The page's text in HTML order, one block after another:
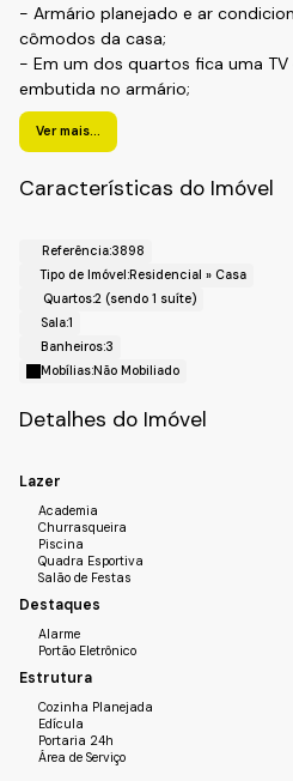
- Armário planejado e ar
cômodos da casa;
- Em um dos quartos fica uma
embutida no armário;
- Cozinha equipada com forno
- Na sala de TV possui TV de 55
- Mesa com 4 cadeiras e
!! Condomínio !!
- Piscina infantil e adulto;
- Brinquedoteca;
- Salão de festas;
- Salão de jogos;
- Quadras de futebol;
- Feira livre 1x na semana;
- Food Truck todas as sextas-
!! Localização !!
Bairro: Jardim Shangai;
Realize o Seu Cadastro e Solicite
Horários de Agenda para a Visita.
Fale com a Fiveh Soluções
Ver mais...
Características do Imóvel
Referência:3898
Tipo de Imóvel:Residencial » Casa
Quartos:2 (sendo 1 suíte)
Sala:1
Banheiros:3
Mobílias:Não Mobiliado
Detalhes do Imóvel
Lazer
Academia
Churrasqueira
Piscina
Quadra Esportiva
Salão de Festas
Destaques
Alarme
Portão Eletrônico
Estrutura
Cozinha Planejada
Edícula
Portaria 24h
Área de Serviço